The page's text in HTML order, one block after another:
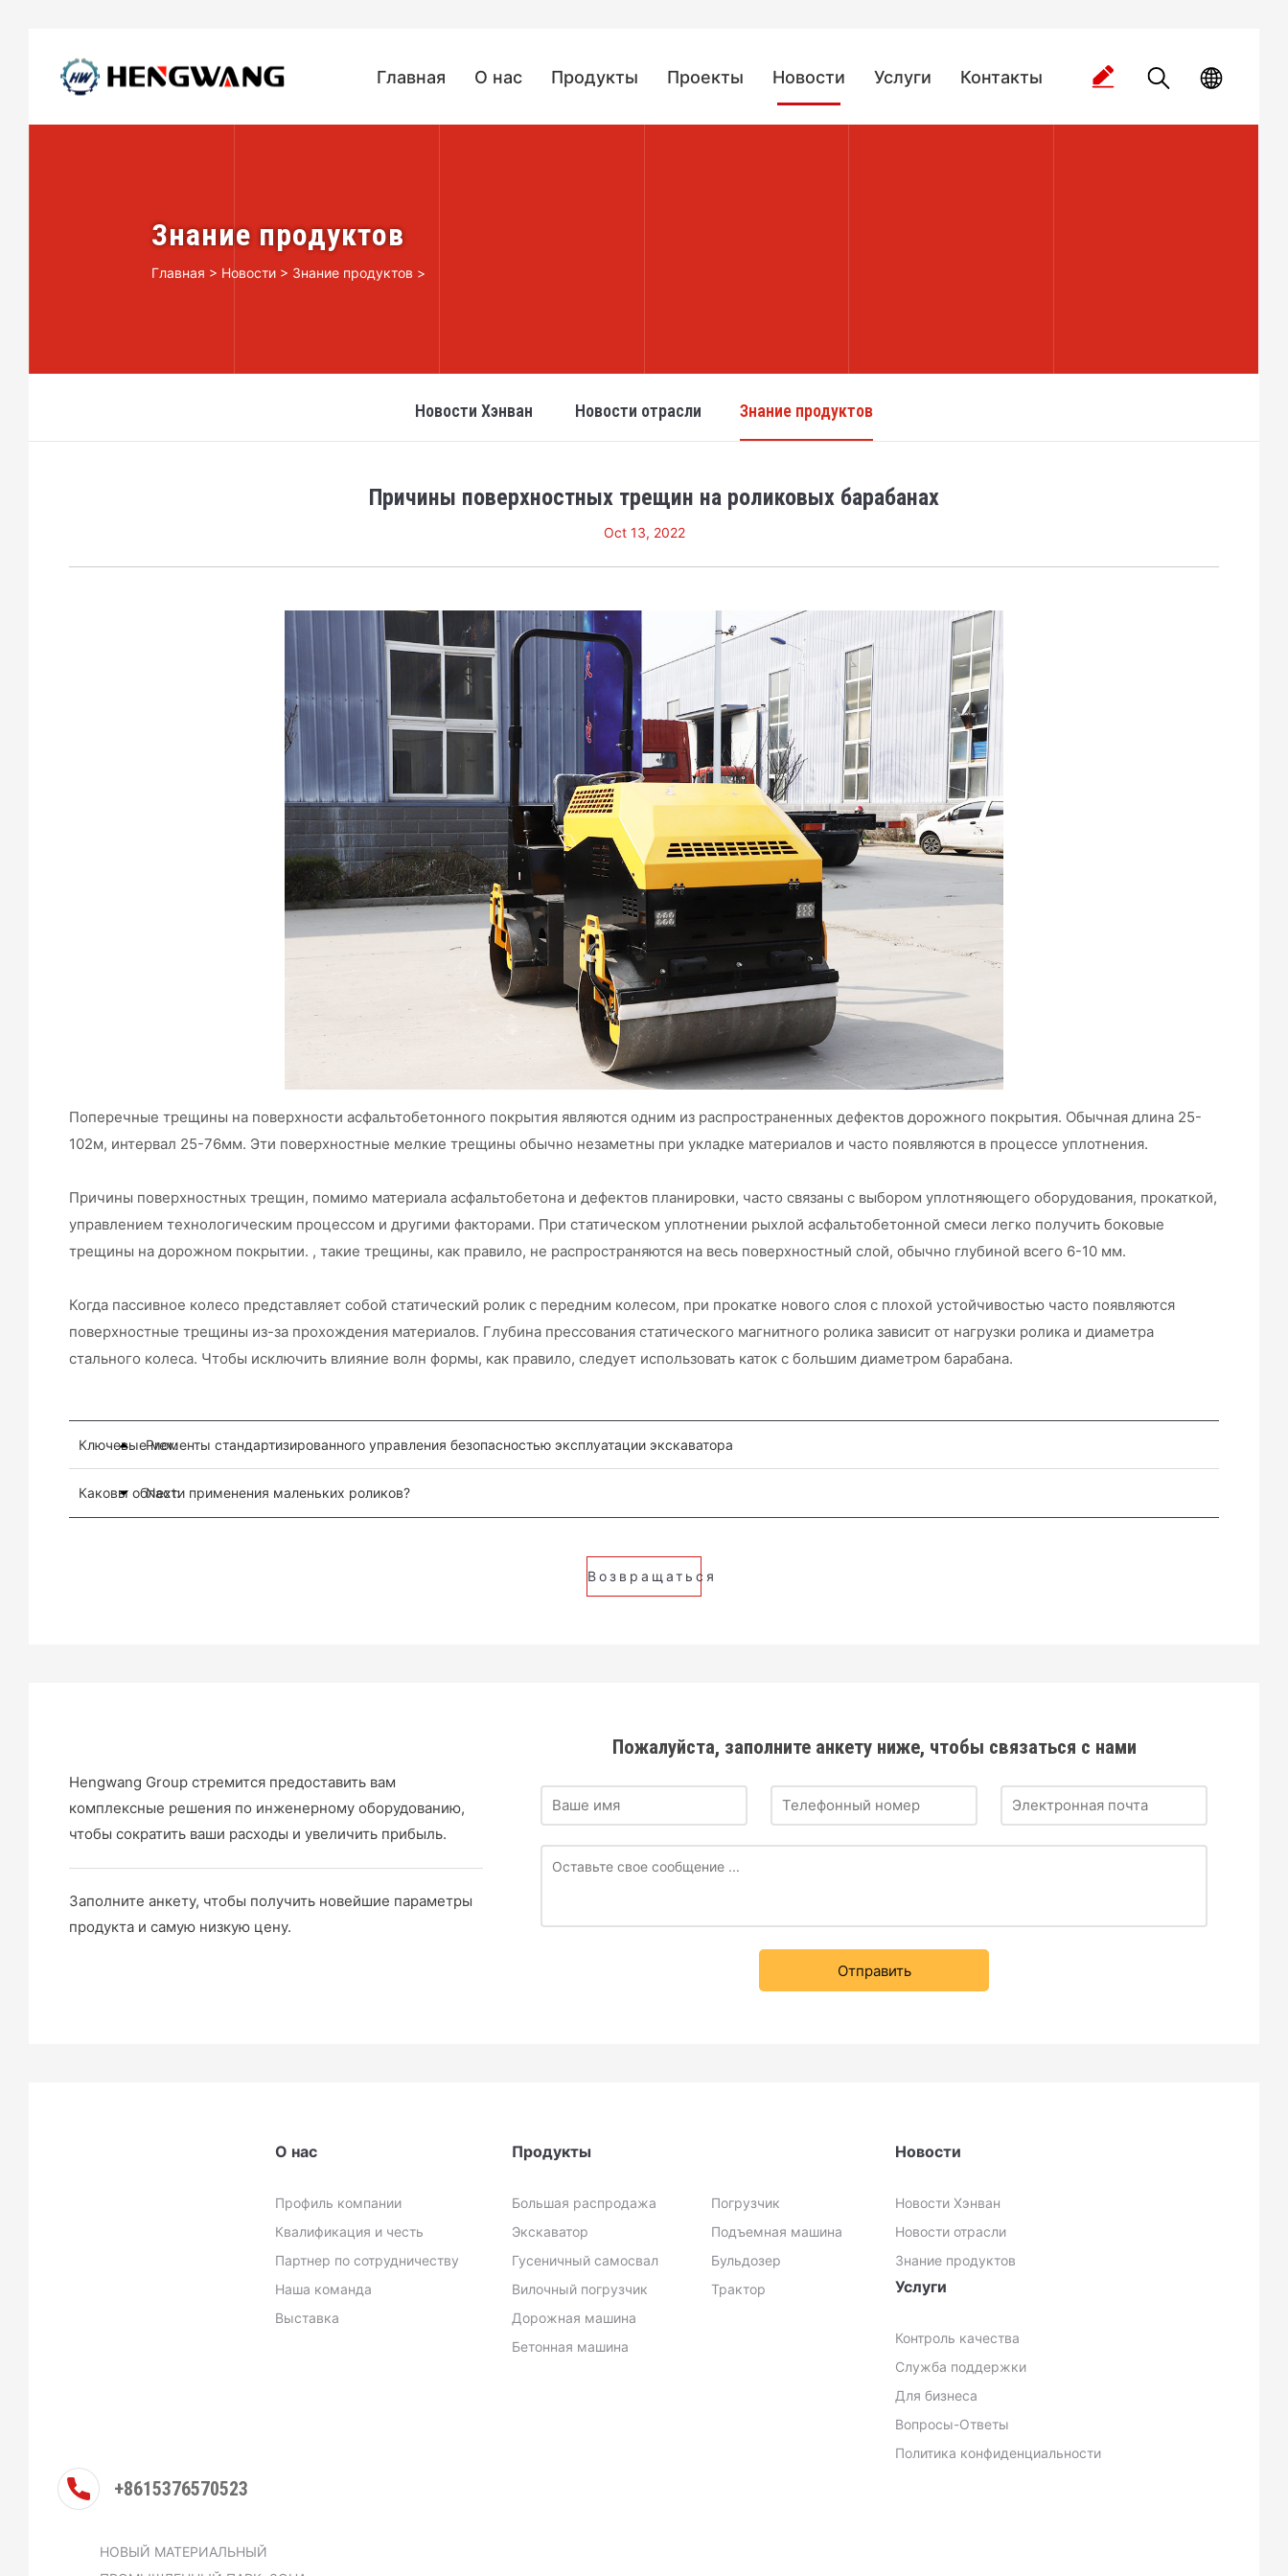
Главная О нас Продукты Проекты Новости Услуги Контакты
Знание продуктов
Главная > Новости > Знание продуктов >
Новости Хэнван Новости отрасли Знание продуктов
Причины поверхностных трещин на роликовых барабанах
Oct 13, 2022
Поперечные трещины на поверхности асфальтобетонного покрытия являются одним из распространенных дефектов дорожного покрытия. Обычная длина 25-
102м, интервал 25-76мм. Эти поверхностные мелкие трещины обычно незаметны при укладке материалов и часто появляются в процессе уплотнения.
Причины поверхностных трещин, помимо материала асфальтобетона и дефектов планировки, часто связаны с выбором уплотняющего оборудования, прокаткой,
управлением технологическим процессом и другими факторами. При статическом уплотнении рыхлой асфальтобетонной смеси легко получить боковые
трещины на дорожном покрытии. , такие трещины, как правило, не распространяются на весь поверхностный слой, обычно глубиной всего 6-10 мм.
Когда пассивное колесо представляет собой статический ролик с передним колесом, при прокатке нового слоя с плохой устойчивостью часто появляются
поверхностные трещины из-за прохождения материалов. Глубина прессования статического магнитного ролика зависит от нагрузки ролика и диаметра
стального колеса. Чтобы исключить влияние волн формы, как правило, следует использовать каток с большим диаметром барабана.
Prev:
Ключевые моменты стандартизированного управления безопасностью эксплуатации экскаватора
Next:
Каковы области применения маленьких роликов?
Возвращаться
Hengwang Group стремится предоставить вам
комплексные решения по инженерному оборудованию,
чтобы сократить ваши расходы и увеличить прибыль.
Заполните анкету, чтобы получить новейшие параметры
продукта и самую низкую цену.
Пожалуйста, заполните анкету ниже, чтобы связаться с нами
О нас
Профиль компании
Квалификация и честь
Партнер по сотрудничеству
Наша команда
Выставка
Продукты
Большая распродажа
Экскаватор
Гусеничный самосвал
Вилочный погрузчик
Дорожная машина
Бетонная машина
Погрузчик
Подъемная машина
Бульдозер
Трактор
Новости
Новости Хэнван
Новости отрасли
Знание продуктов
Услуги
Контроль качества
Служба поддержки
Для бизнеса
Вопросы-Ответы
Политика конфиденциальности
+8615376570523
НОВЫЙ МАТЕРИАЛЬНЫЙ